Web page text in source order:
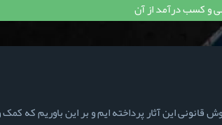
این آثار پرداخته ایم و بر این باوریم که کمک